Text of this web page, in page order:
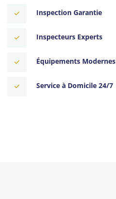
Inspection Garantie
Inspecteurs Experts
Équipements Modernes
Service à Domicile 24/7